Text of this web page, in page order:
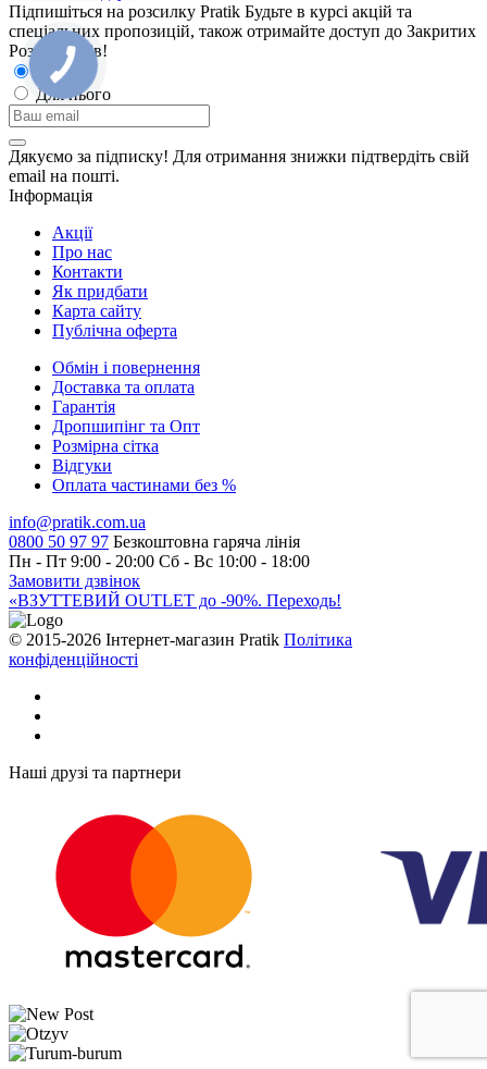
Підпишіться на розсилку Pratik Будьте в курсі акцій та
спеціальних пропозицій, також отримайте доступ до Закритих
Розпродажiв!
Для неї
Для нього
Дякуємо за підписку! Для отримання знижки підтвердіть свій
email на пошті.
Інформація
Акції
Про нас
Контакти
Як придбати
Карта сайту
Публiчна оферта
Обмін і повернення
Доставка та оплата
Гарантiя
Дропшипінг та Опт
Розмірна сітка
Відгуки
Оплата частинами без %
info@pratik.com.ua
0800 50 97 97 Безкоштовна гаряча лінія
Пн - Пт 9:00 - 20:00 Сб - Вс 10:00 - 18:00
Замовити дзвінок
«ВЗУТТЕВИЙ OUTLET до -90%. Переходь!
© 2015-2026 Інтернет-магазин Pratik Політика
конфіденційності
Наші друзі та партнери